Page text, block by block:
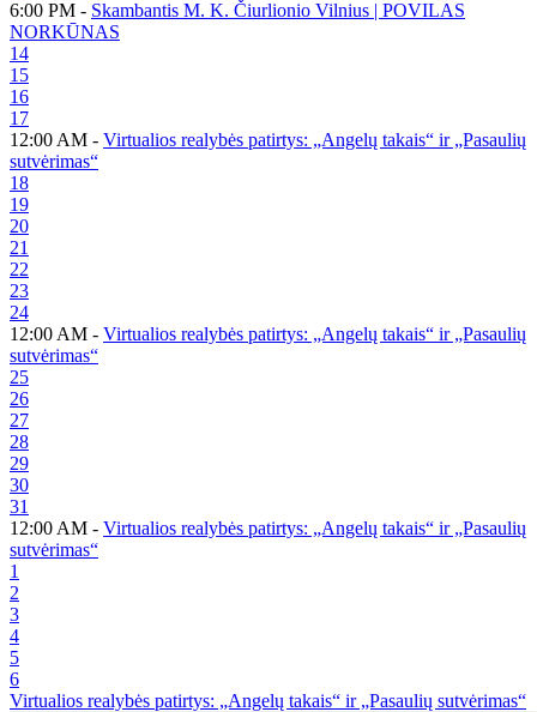
6:00 PM - Skambantis M. K. Čiurlionio Vilnius | POVILAS
NORKŪNAS
14
15
16
17
12:00 AM - Virtualios realybės patirtys: „Angelų takais“ ir „Pasaulių
sutvėrimas“
18
19
20
21
22
23
24
12:00 AM - Virtualios realybės patirtys: „Angelų takais“ ir „Pasaulių
sutvėrimas“
25
26
27
28
29
30
31
12:00 AM - Virtualios realybės patirtys: „Angelų takais“ ir „Pasaulių
sutvėrimas“
1
2
3
4
5
6
Virtualios realybės patirtys: „Angelų takais“ ir „Pasaulių sutvėrimas“